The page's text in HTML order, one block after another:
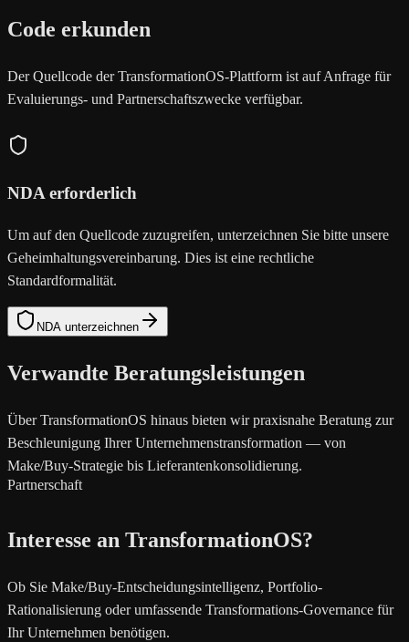
Code erkunden
Der Quellcode der TransformationOS-Plattform ist auf Anfrage für
Evaluierungs- und Partnerschaftszwecke verfügbar.
NDA erforderlich
Um auf den Quellcode zuzugreifen, unterzeichnen Sie bitte unsere
Geheimhaltungsvereinbarung. Dies ist eine rechtliche
Standardformalität.
NDA unterzeichnen
Verwandte Beratungsleistungen
Über TransformationOS hinaus bieten wir praxisnahe Beratung zur
Beschleunigung Ihrer Unternehmenstransformation — von
Make/Buy-Strategie bis Lieferantenkonsolidierung.
Partnerschaft
Interesse an TransformationOS?
Ob Sie Make/Buy-Entscheidungsintelligenz, Portfolio-
Rationalisierung oder umfassende Transformations-Governance für
Ihr Unternehmen benötigen.